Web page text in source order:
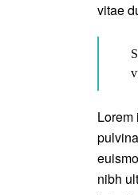
vitae
Lorem
nibh